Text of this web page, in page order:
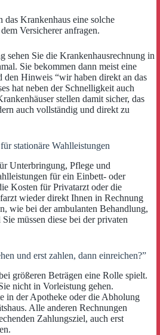
das Krankenhaus eine solche
Versicherer anfragen.
sehen Sie die Krankenhausrechnung in
Sie bekommen dann meist eine
Hinweis “wir haben direkt an das
hat neben der Schnelligkeit auch
stellen damit sicher, das
auch vollständig und direkt zu
stationäre Wahlleistungen
Unterbringung, Pflege und
für ein Einbett- oder
Kosten für Privatarzt oder die
wieder direkt Ihnen in Rechnung
wie bei der ambulanten Behandlung,
müssen diese bei der privaten
und erst zahlen, dann einreichen?”
größeren Beträgen eine Rolle spielt.
nicht in Vorleistung gehen.
in der Apotheke oder die Abholung
Alle anderen Rechnungen
Zahlungsziel, auch erst